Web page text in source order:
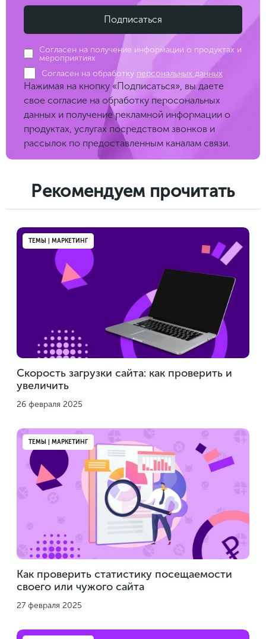
Согласен на получение информации о продуктах и
мероприятиях
Согласен на обработку персональных данных
Нажимая на кнопку «Подписаться», вы даете
свое согласие на обработку перосональных
данных и получение рекламной информации о
продуктах, услугах посредством звонков и
рассылок по предоставленным каналам связи.
Рекомендуем прочитать
ТЕМЫ | МАРКЕТИНГ
Скорость загрузки сайта: как проверить и
увеличить
26 февраля 2025
ТЕМЫ | МАРКЕТИНГ
Как проверить статистику посещаемости
своего или чужого сайта
27 февраля 2025